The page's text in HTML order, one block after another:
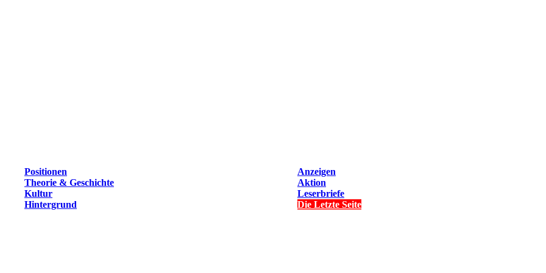
Positionen
Anzeigen
Theorie & Geschichte
Aktion
Kultur
Leserbriefe
Hintergrund Die Letzte Seite